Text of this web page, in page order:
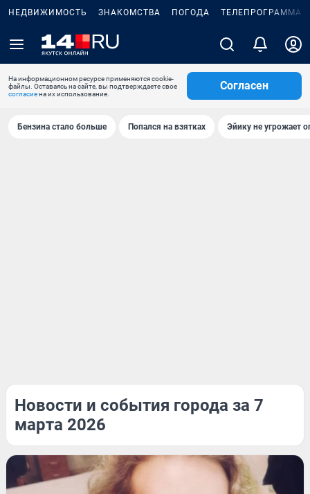
НЕДВИЖИМОСТЬ ЗНАКОМСТВА ПОГОДА ТЕЛЕПРОГРАММА
На информационном ресурсе применяются cookie-
файлы. Оставаясь на сайте, вы подтверждаете свое
согласиена их использование.
Согласен
Бензина стало больше Попался на взятках Эйику не угрожает
Новости и события города за 7
марта 2026